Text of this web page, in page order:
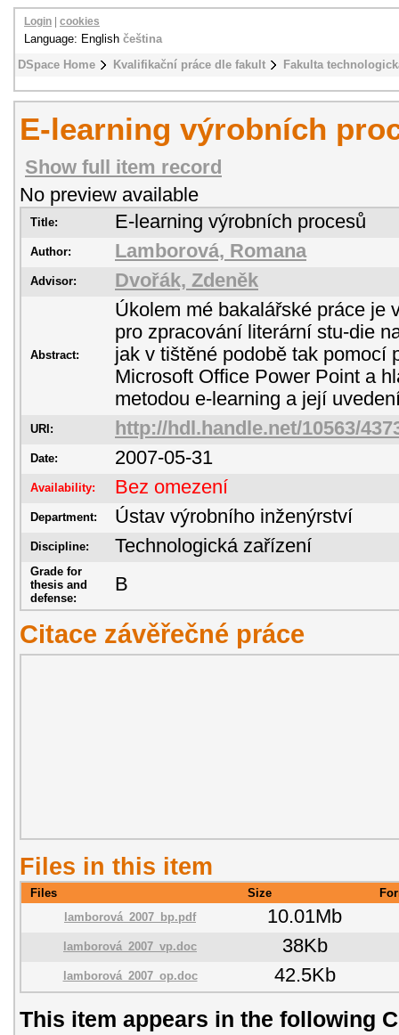
DSpace Home Kvalifikační práce dle fakult Fakulta
Login cookies
Language: English čeština
E-learning výrobních
Show full item record
No preview available
Title: E-learning výrobních procesů
Author: Lamborová, Romana
Advisor: Dvořák, Zdeněk
Abstract:
Úkolem mé bakalářské práce je
pro zpracování literární stu-die
jak v tištěné podobě tak pomocí
Microsoft Office Power Point a
metodou e-learning a její
URI: http://hdl.handle.net/10563/
Date: 2007-05-31
Availability: Bez omezení
Department: Ústav výrobního inženýrství
Discipline: Technologická zařízení
Grade for
thesis and
defense:
B
Citace závěřečné práce
Files in this item
Files Size
lamborová_2007_bp.pdf
10.01Mb
lamborová_2007_vp.doc 38Kb
lamborová_2007_op.doc 42.5Kb
This item appears in the following